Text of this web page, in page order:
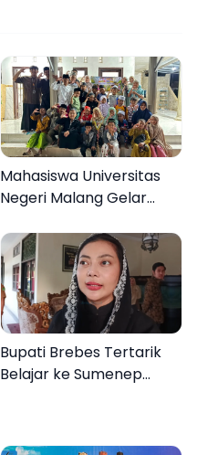
Mahasiswa Universitas
Negeri Malang Gelar
Desa Dapenda
Bupati Brebes Tertarik
Belajar ke Sumenep